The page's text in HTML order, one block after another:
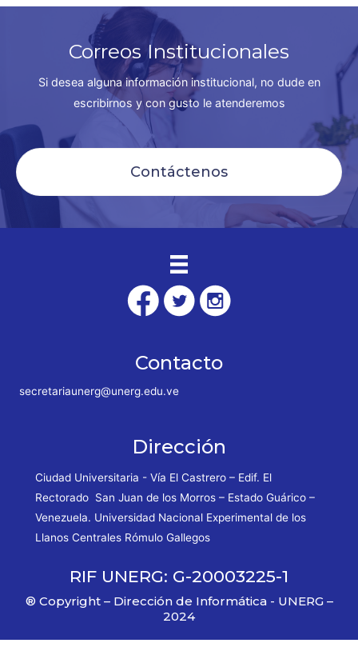
Correos Institucionales
Si desea alguna información institucional, no dude en
escribirnos y con gusto le atenderemos
Contáctenos
Contacto
secretariaunerg@unerg.edu.ve
Dirección
Ciudad Universitaria - Vía El Castrero – Edif. El
Rectorado San Juan de los Morros – Estado Guárico –
Venezuela. Universidad Nacional Experimental de los
Llanos Centrales Rómulo Gallegos
RIF UNERG: G-20003225-1
® Copyright – Dirección de Informática - UNERG –
2024